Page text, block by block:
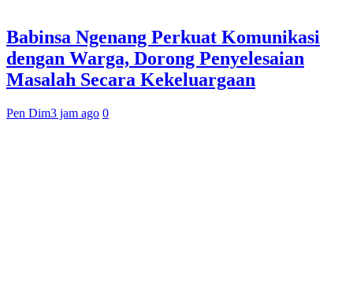
Babinsa Ngenang Perkuat Komunikasi
dengan Warga, Dorong Penyelesaian
Masalah Secara Kekeluargaan
Pen Dim3 jam ago 0